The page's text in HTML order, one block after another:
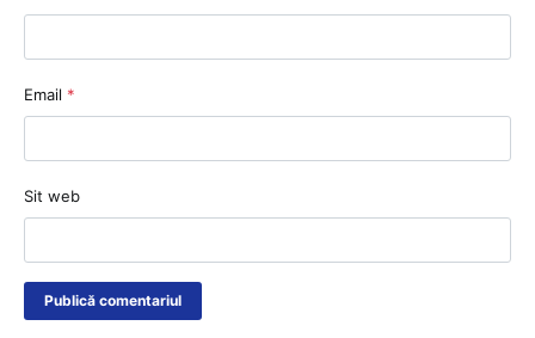
Email *
Sit web